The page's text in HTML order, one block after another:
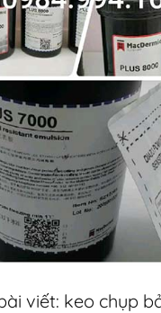
viết: keo chụp